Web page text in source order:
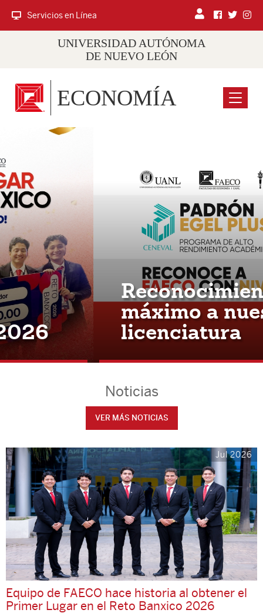
Servicios en Línea
UNIVERSIDAD AUTÓNOMA
DE NUEVO LEÓN
Menu
ECONOMÍA
Reconocimiento
máximo a nuestra
licenciatura
Noticias
VER MÁS NOTICIAS
Jul 2026
Equipo de FAECO hace historia al obtener el
Primer Lugar en el Reto Banxico 2026